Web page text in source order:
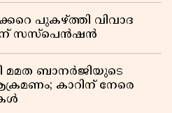
പുകഴ്ത്തി വിവാദ
സസ്പെൻഷൻ
മമത ബാനർജിയുടെ
കാറിന് നേരെ